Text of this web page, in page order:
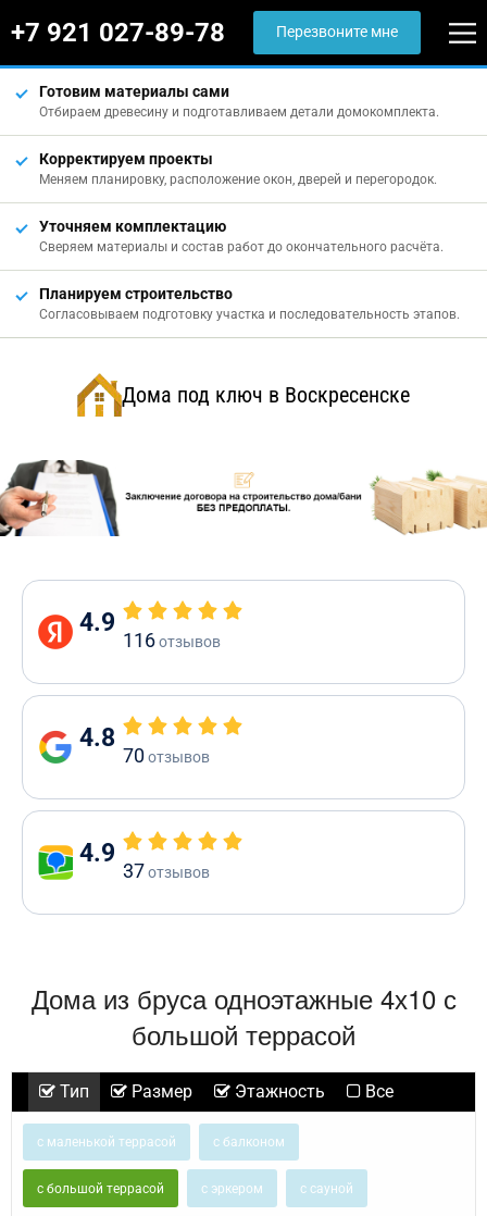
+7 921 027-89-78 Перезвоните мне
Готовим материалы сами
Отбираем древесину и подготавливаем детали домокомплекта.
Корректируем проекты
Меняем планировку, расположение окон, дверей и перегородок.
Уточняем комплектацию
Сверяем материалы и состав работ до окончательного расчёта.
Планируем строительство
Согласовываем подготовку участка и последовательность этапов.
Дома под ключ в Воскресенске
4.9
116отзывов
4.8
70отзывов
4.9
37отзывов
Дома из бруса одноэтажные 4х10 с
большой террасой
Тип Размер Этажность Все
с маленькой террасой с балконом
с большой террасой с эркером с сауной